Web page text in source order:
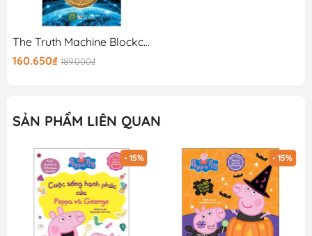
The Truth Machine Blockchain Và Tương Lai Của Tiền Tệ
160.650₫ 189.000₫
SẢN PHẨM LIÊN QUAN
- 15% - 15%